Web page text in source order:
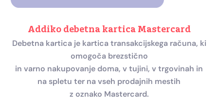
Addiko debetna kartica Mastercard
Debetna kartica je kartica transakcijskega računa, ki
omogoča brezstično
in varno nakupovanje doma, v tujini, v trgovinah in
na spletu ter na vseh prodajnih mestih
z oznako Mastercard.